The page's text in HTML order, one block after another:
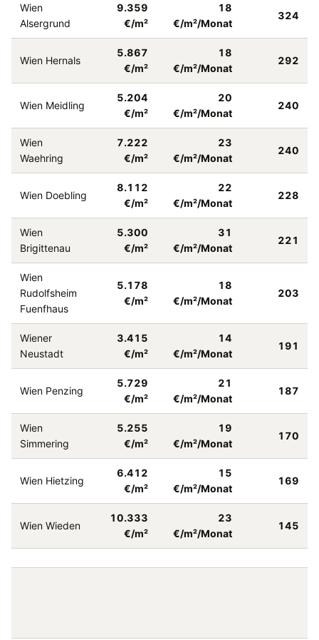
Wien
Alsergrund
9.359
€/m²
18
€/m²/Monat
324
Wien Hernals
5.867
€/m²
18
€/m²/Monat
292
Wien Meidling
5.204
€/m²
20
€/m²/Monat
240
Wien
Waehring
7.222
€/m²
23
€/m²/Monat
240
Wien Doebling
8.112
€/m²
22
€/m²/Monat
228
Wien
Brigittenau
5.300
€/m²
31
€/m²/Monat
221
Wien
Rudolfsheim
Fuenfhaus
5.178
€/m²
18
€/m²/Monat
203
Wiener
Neustadt
3.415
€/m²
14
€/m²/Monat
191
Wien Penzing
5.729
€/m²
21
€/m²/Monat
187
Wien
Simmering
5.255
€/m²
19
€/m²/Monat
170
Wien Hietzing
6.412
€/m²
15
€/m²/Monat
169
Wien Wieden
10.333
€/m²
23
€/m²/Monat
145